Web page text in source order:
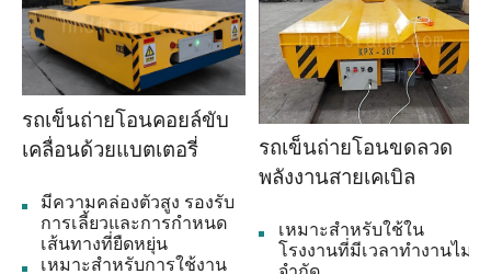
รถเข็นถ่ายโอนคอยล์ขับ
เคลื่อนด้วยแบตเตอรี่
มีความคล่องตัวสูง รองรับ
การเลี้ยวและการกำหนด
เส้นทางที่ยืดหยุ่น
เหมาะสำหรับการใช้งาน
รถเข็นถ่ายโอนขดลวด
พลังงานสายเคเบิล
เหมาะสำหรับใช้ใน
โรงงานที่มีเวลาทำงานไม่